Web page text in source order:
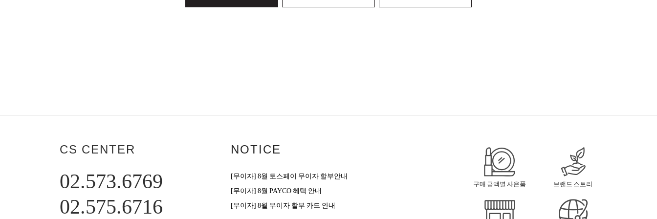
CS CENTER
02.573.6769
02.575.6716
NOTICE
[무이자] 8월 토스페이 무이자 할부안내
[무이자] 8월 PAYCO 혜택 안내
[무이자] 8월 무이자 할부 카드 안내
구매 금액별 사은품 브랜드 스토리